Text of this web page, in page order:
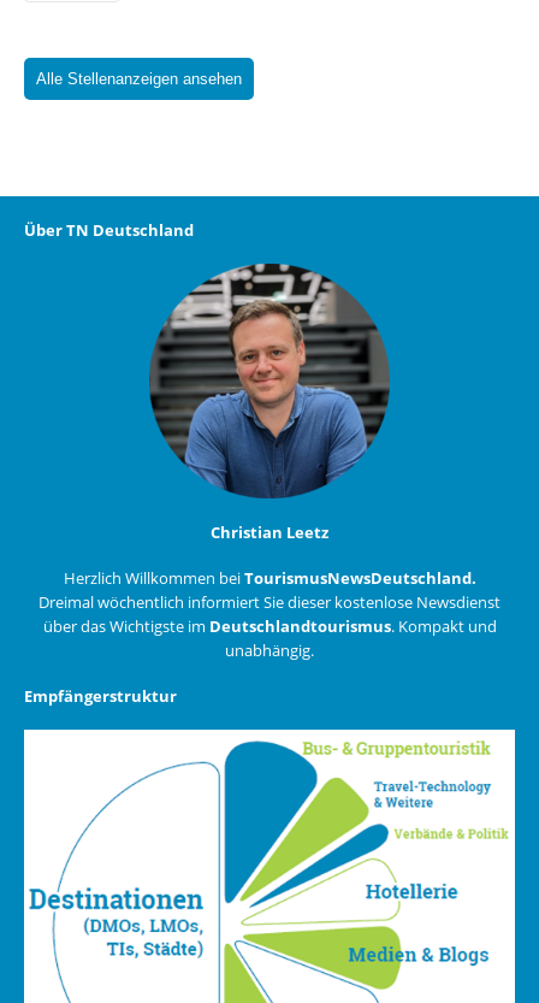
Alle Stellenanzeigen ansehen
Über TN Deutschland
Christian Leetz
Herzlich Willkommen beiTourismusNewsDeutschland.
Dreimal wöchentlich informiert Sie dieser kostenlose Newsdienst
über das Wichtigste im Deutschlandtourismus. Kompakt und
unabhängig.
Empfängerstruktur